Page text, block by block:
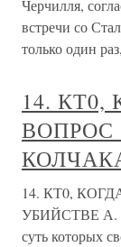
Черчилля,
встречи со
только один
14.
ВОПРОС
14. КТ0,
УБИЙСТВЕ А.
суть которых